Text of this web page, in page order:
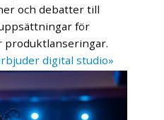
och debatter till
för
produktlanseringar.
digital studio»